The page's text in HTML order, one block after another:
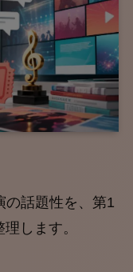
の話題性を、第1
します。